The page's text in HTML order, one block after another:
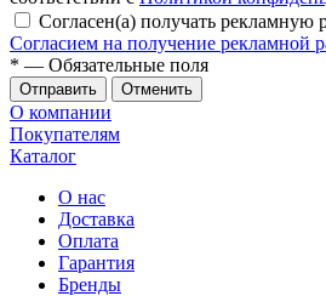
Согласен(а) получать рекламную
Согласием на получение рекламной
* — Обязательные поля
Отменить
О компании
Покупателям
Каталог
О нас
Доставка
Оплата
Гарантия
Бренды